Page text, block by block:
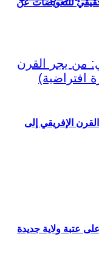
للتعويضات عن
الإفريقي إلى
عتبة ولاية جديدة